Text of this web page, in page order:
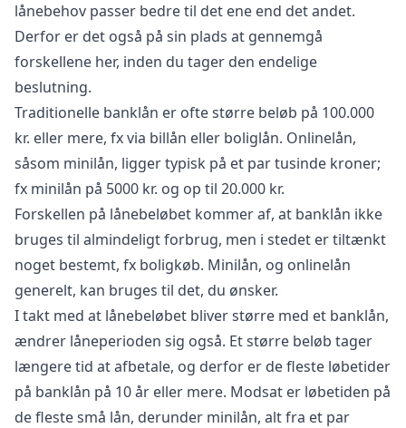
lånebehov passer bedre til det ene end det andet.
Derfor er det også på sin plads at gennemgå
forskellene her, inden du tager den endelige
beslutning.
Traditionelle banklån er ofte større beløb på 100.000
kr. eller mere, fx via billån eller boliglån. Onlinelån,
såsom minilån, ligger typisk på et par tusinde kroner;
fx minilån på 5000 kr. og op til 20.000 kr.
Forskellen på lånebeløbet kommer af, at banklån ikke
bruges til almindeligt forbrug, men i stedet er tiltænkt
noget bestemt, fx boligkøb. Minilån, og onlinelån
generelt, kan bruges til det, du ønsker.
I takt med at lånebeløbet bliver større med et banklån,
ændrer låneperioden sig også. Et større beløb tager
længere tid at afbetale, og derfor er de fleste løbetider
på banklån på 10 år eller mere. Modsat er løbetiden på
de fleste små lån, derunder minilån, alt fra et par